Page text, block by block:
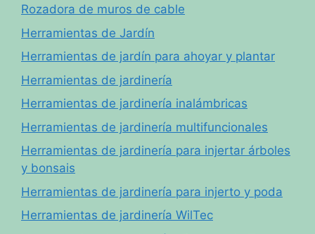
Rozadora de muros de cable
Herramientas de Jardín
Herramientas de jardín para ahoyar y plantar
Herramientas de jardinería
Herramientas de jardinería inalámbricas
Herramientas de jardinería multifuncionales
Herramientas de jardinería para injertar árboles
y bonsais
Herramientas de jardinería para injerto y poda
Herramientas de jardinería WilTec